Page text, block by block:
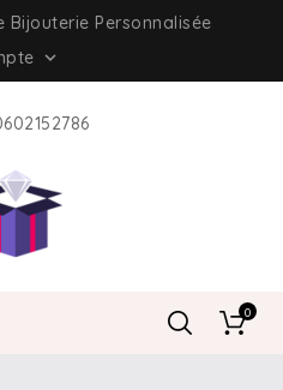
Bijouterie Personnalisée

0